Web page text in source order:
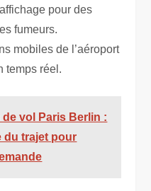
pour des
fumeurs.
mobiles de l’aéroport
temps réel.
de vol Paris Berlin :
du trajet pour